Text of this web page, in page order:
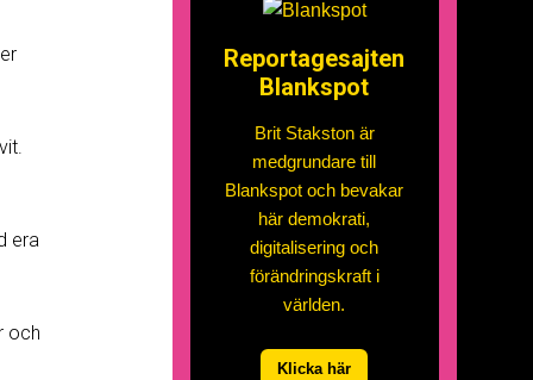
era
och
Reportagesajten
Blankspot
Brit Stakston är
medgrundare till
Blankspot och bevakar
här demokrati,
digitalisering och
förändringskraft i
världen.
Klicka här